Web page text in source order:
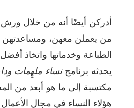
أدركن أيضًا أنه من خلال
من يعملن معهن،
الطباعة وخدماتها واتخاذ
يحدثه برنامجنساء ملهِمات
مكتسبة إلى ما هو أبعد من
هؤلاء النساء في مجال